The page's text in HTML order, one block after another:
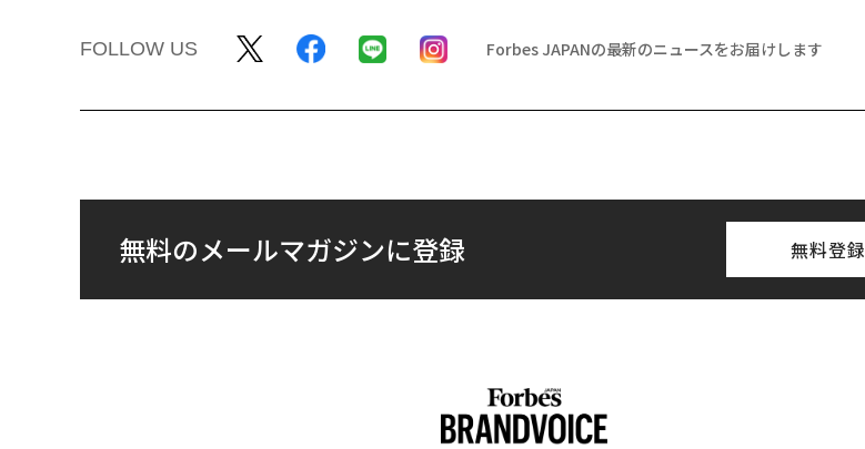
FOLLOW US Forbes JAPANの最新のニュースをお届けします
無料のメールマガジンに登録 無料登録